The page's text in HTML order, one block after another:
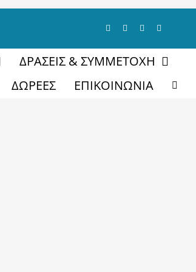
ΔΡΑΣΕΙΣ & ΣΥΜΜΕΤΟΧΗ
ΔΩΡΕΕΣ ΕΠΙΚΟΙΝΩΝΙΑ